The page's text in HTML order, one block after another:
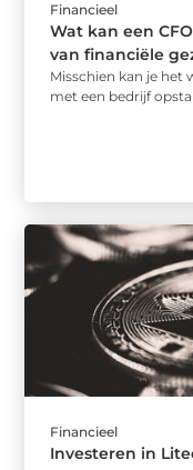
Financieel
Wat kan een
van financiële
Misschien kan je het
met een bedrijf
Financieel
Investeren in